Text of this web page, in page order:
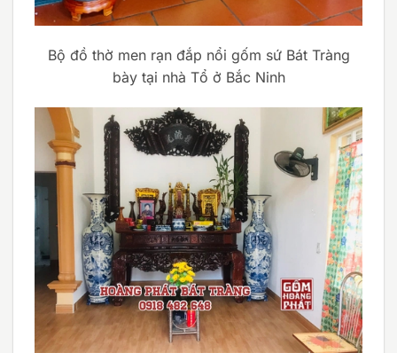
Bộ đồ thờ men rạn đắp nổi gốm sứ Bát Tràng
bày tại nhà Tổ ở Bắc Ninh